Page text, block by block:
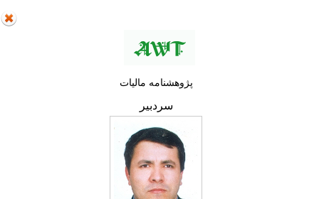
پژوهشنامه مالیات
سردبیر